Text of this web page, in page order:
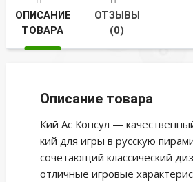
ОПИСАНИЕ
ТОВАРА
ОТЗЫВЫ
(0)
Описание товара
Кий Ас Консул —
кий для игры в русскую
сочетающий классический
отличные игровые